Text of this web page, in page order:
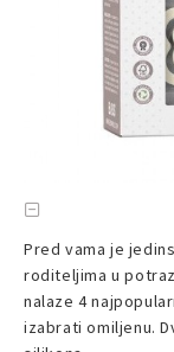
Pred vama je
roditeljima u
nalaze 4
izabrati omiljenu.